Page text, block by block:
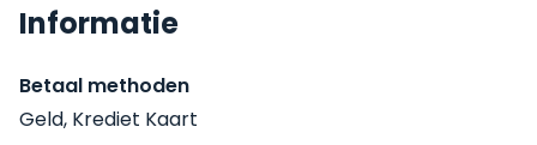
Informatie
Betaal methoden
Geld, Krediet Kaart